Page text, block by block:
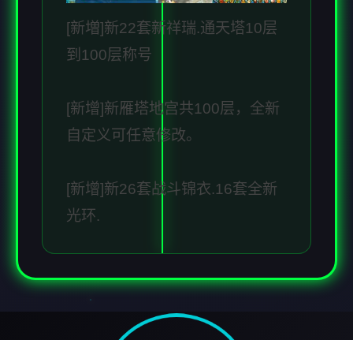
[新増]新22套新祥瑞.通天塔10层
到100层称号
[新增]新雁塔地宫共100层，全新
自定义可任意修改。
[新增]新26套战斗锦衣.16套全新
光环.